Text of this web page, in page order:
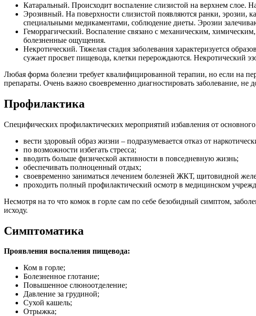
Катаральный. Происходит воспаление слизистой на верхнем слое.
Эрозивный. На поверхности слизистой появляются ранки, эрозии,
специальными медикаментами, соблюдение диеты. Эрозии
Геморрагический. Воспаление связано с механическим,
болезненные ощущения.
Некротический. Тяжелая стадия заболевания характеризуется
сужает просвет пищевода, клетки перерождаются. Некротический
Любая форма болезни требует квалифицированной терапии, но если на
препараты. Очень важно своевременно диагностировать заболевание, не
Профилактика
Специфических профилактических мероприятий избавления от
вести здоровый образ жизни – подразумевается отказ от
по возможности избегать стресса;
вводить больше физической активности в повседневную жизнь;
обеспечивать полноценный отдых;
своевременно заниматься лечением болезней ЖКТ, щитовидной
проходить полный профилактический осмотр в медицинском
Несмотря на то что комок в горле сам по себе безобидный симптом,
исходу.
Симптоматика
Проявления воспаления пищевода:
Ком в горле;
Болезненное глотание;
Повышенное слюноотделение;
Давление за грудиной;
Сухой кашель;
Отрыжка;